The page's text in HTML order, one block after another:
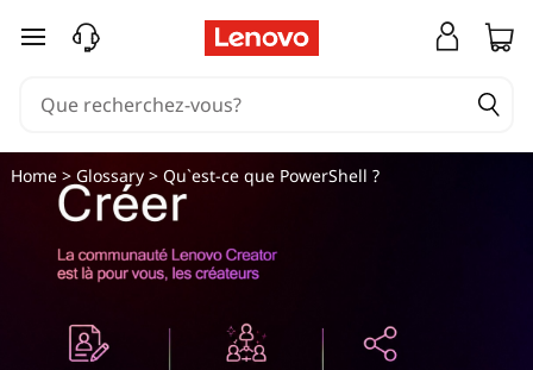
Q
e
passer au contenu principal
Home> Glossary> Qu`est-ce que PowerShell ?